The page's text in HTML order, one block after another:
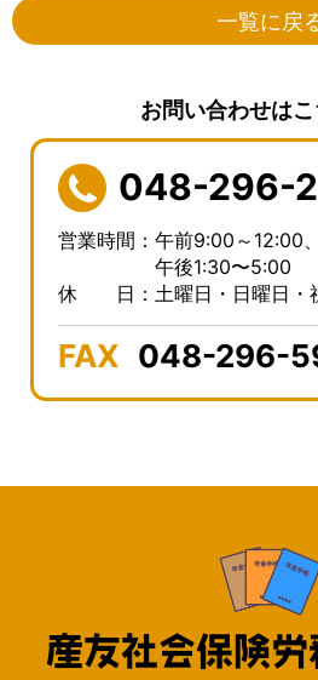
一覧に戻
お問い合わせは
048-296-
営業時間：午前9:00～12:00、
午後1:30〜5:00
休 日：土曜日・日曜日・
FAX 048-296-